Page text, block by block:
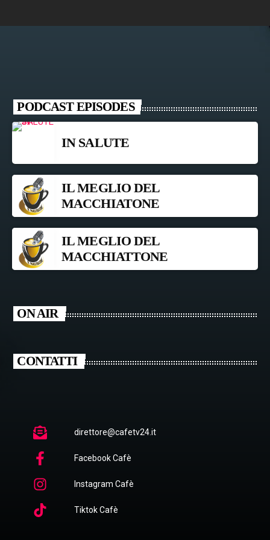
PODCAST EPISODES
IN SALUTE
IL MEGLIO DEL
MACCHIATONE
IL MEGLIO DEL
MACCHIATTONE
ON AIR
CONTATTI
direttore@cafetv24.it
Facebook Cafè
Instagram Cafè
Tiktok Cafè